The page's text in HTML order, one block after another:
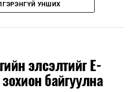
авах тогтолцоо нь бөөний
ын хатуу зохицуулалттай
үнээр авах, зах зээлд
тасалдуулахгүй байх
хуурамч эмийн эрсдэлийг
УНШИХ
элсэлтийг E-
байгуулна